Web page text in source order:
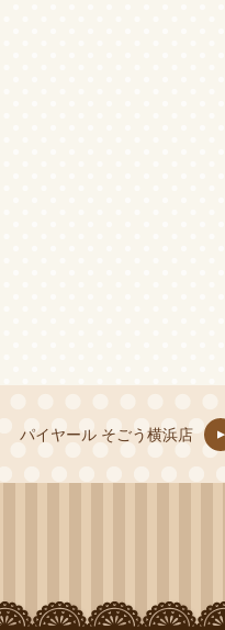
パイヤール そごう横浜店